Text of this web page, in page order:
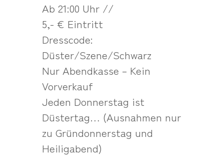
Ab 21:00 Uhr //
5,- € Eintritt
Dresscode:
Düster/Szene/Schwarz
Nur Abendkasse – Kein
Vorverkauf
Jeden Donnerstag ist
Düstertag… (Ausnahmen nur
zu Gründonnerstag und
Heiligabend)